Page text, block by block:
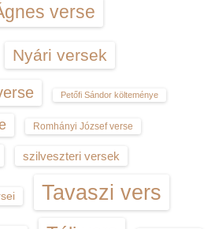
verse
Nyári versek
Petőfi Sándor költeménye
Romhányi József verse
szilveszteri versek
Tavaszi vers